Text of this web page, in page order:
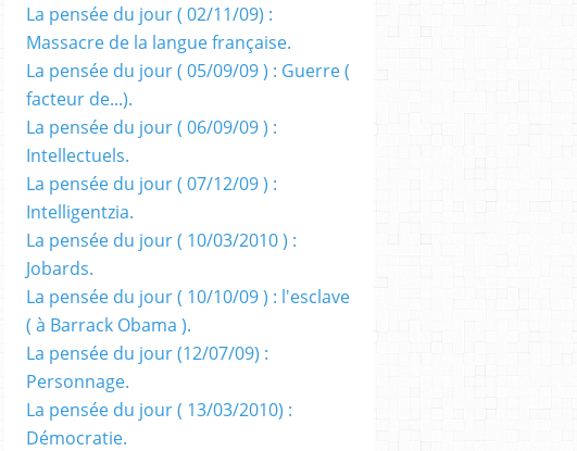
28/notre-
La pensée du jour ( 02/11/09) :
Massacre de la langue française.
La pensée du jour ( 05/09/09 ) : Guerre (
facteur de...).
La pensée du jour ( 06/09/09 ) :
Intellectuels.
La pensée du jour ( 07/12/09 ) :
Intelligentzia.
La pensée du jour ( 10/03/2010 ) :
Jobards.
La pensée du jour ( 10/10/09 ) : l'esclave
( à Barrack Obama ).
La pensée du jour (12/07/09) :
Personnage.
La pensée du jour ( 13/03/2010) :
Démocratie.